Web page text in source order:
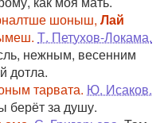
шоныш, Лай
Т. Петухов-Локама.
нежным, весенним
дотла.
тарвата. Ю. Исаков.
берёт за душу.